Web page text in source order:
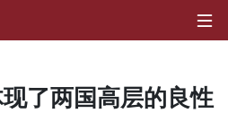
了两国高层的良性